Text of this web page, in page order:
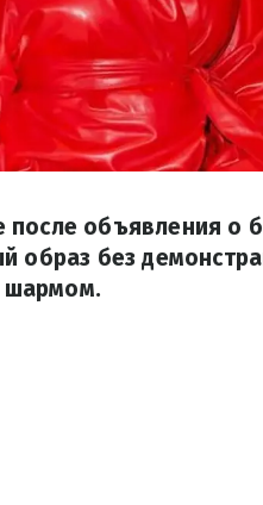
после объявления о
образ без
шармом.